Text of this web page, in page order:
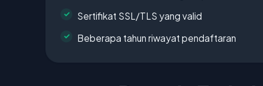
Sertifikat SSL/TLS yang valid
Beberapa tahun riwayat pendaftaran